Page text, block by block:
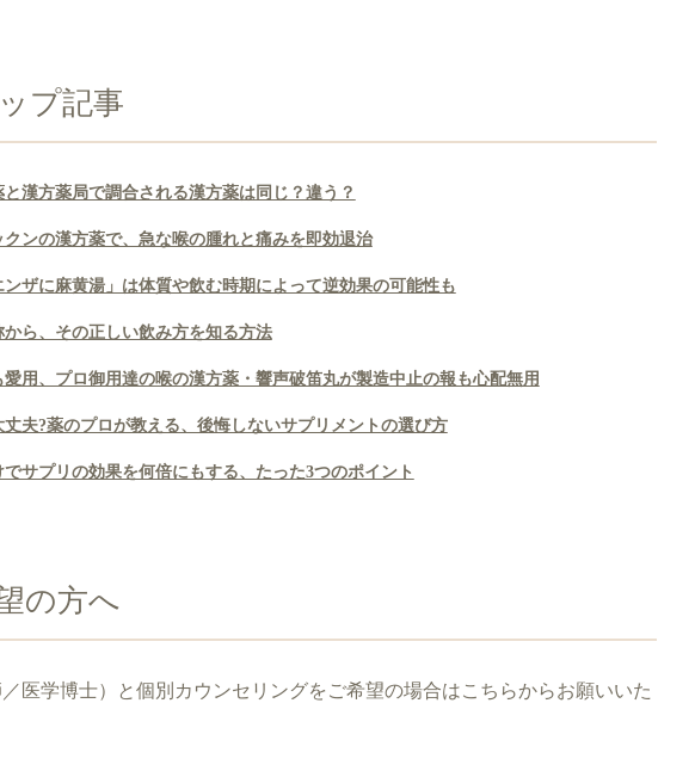
プ記事
漢方薬局で調合される漢方薬は同じ？違う？
クンの漢方薬で、急な喉の腫れと痛みを即効退治
ンザに麻黄湯」は体質や飲む時期によって逆効果の可能性も
ら、その正しい飲み方を知る方法
愛用、プロ御用達の喉の漢方薬・響声破笛丸が製造中止の報も心配無用
丈夫?薬のプロが教える、後悔しないサプリメントの選び方
サプリの効果を何倍にもする、たった3つのポイント
の方へ
医学博士）と個別カウンセリングをご希望の場合はこちらからお願いいた